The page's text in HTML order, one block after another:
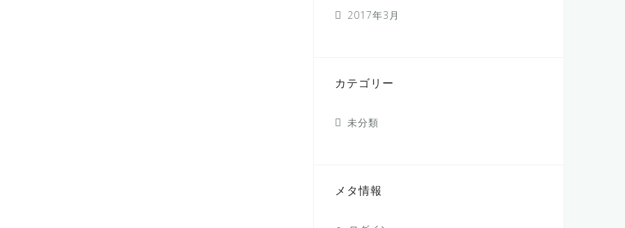
2017年3月
カテゴリー
未分類
メタ情報